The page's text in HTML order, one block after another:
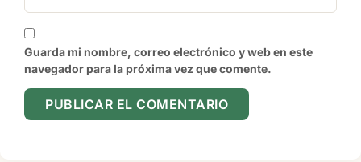
Guarda mi nombre, correo electrónico y web en este
navegador para la próxima vez que comente.